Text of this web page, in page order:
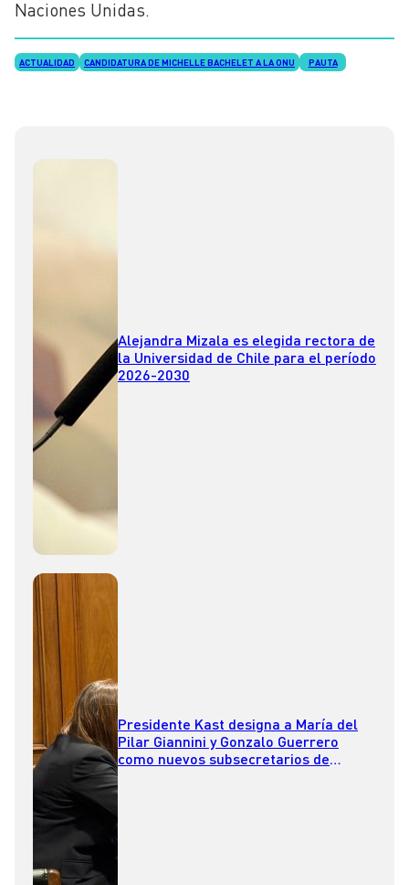
Naciones Unidas.
ACTUALIDAD CANDIDATURA DE MICHELLE BACHELET A LA ONU PAUTA
Alejandra Mizala es elegida rectora de
la Universidad de Chile para el período
2026-2030
Presidente Kast designa a María del
Pilar Giannini y Gonzalo Guerrero
como nuevos subsecretarios de